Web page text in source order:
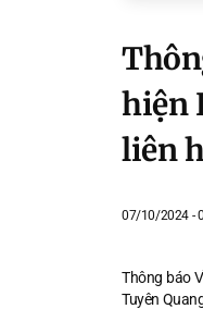
hiện
liên
07/10/2024 -
Thông báo
Tuyên